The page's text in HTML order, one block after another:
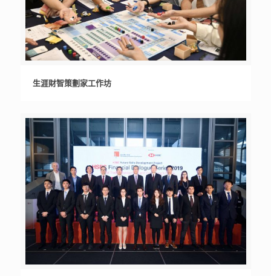
生涯財智策劃家工作坊
生涯財智策劃家工作坊